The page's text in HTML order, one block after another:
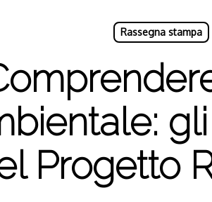
Rassegna stampa
Progetto